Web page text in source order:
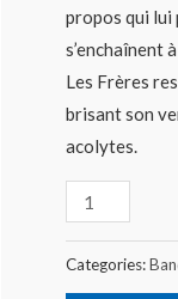
propos qui lui
s’enchaînent
Les Frères
brisant son
acolytes.
Categories: